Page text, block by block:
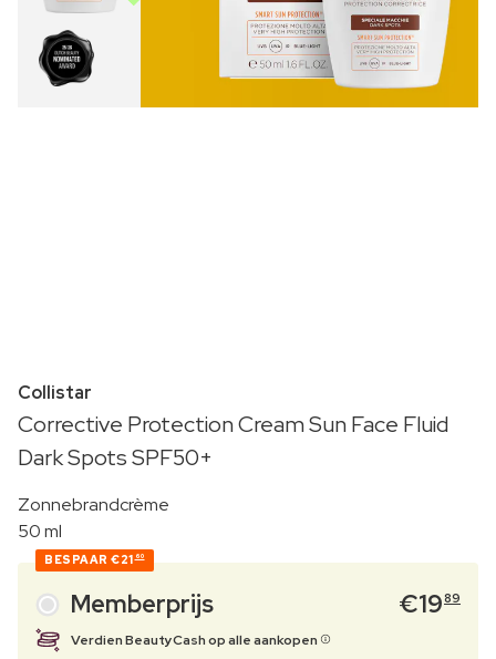
Collistar
Corrective Protection Cream Sun Face Fluid
Dark Spots SPF50+
Zonnebrandcrème
50 ml
BESPAAR €21 60
Memberprijs €1989
Verdien BeautyCash op alle aankopen